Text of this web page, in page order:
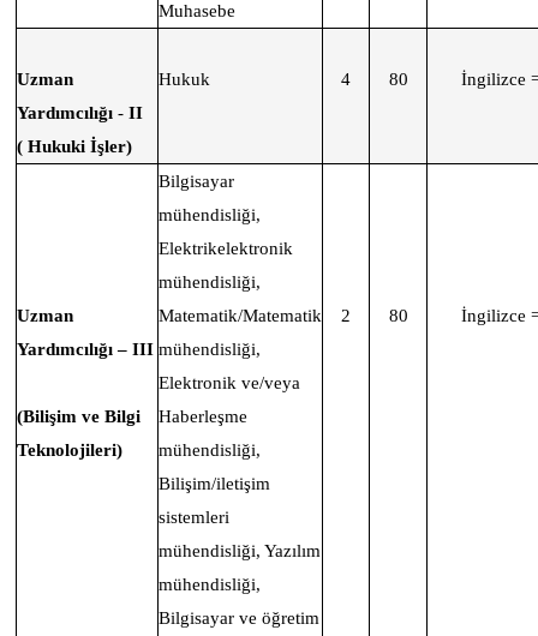
Muhasebe
Uzman
Yardımcılığı - II
( Hukuki İşler)
Hukuk 4 80 İngilizce
Uzman
Yardımcılığı – III
(Bilişim ve Bilgi
Teknolojileri)
Bilgisayar
mühendisliği,
Elektrikelektronik
mühendisliği,
Matematik/Matematik
mühendisliği,
Elektronik ve/veya
Haberleşme
mühendisliği,
Bilişim/iletişim
sistemleri
mühendisliği, Yazılım
mühendisliği,
Bilgisayar ve öğretim
2 80 İngilizce